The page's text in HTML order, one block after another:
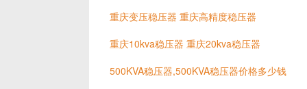
重庆变压稳压器 重庆高精度稳压器
重庆10kva稳压器 重庆20kva稳压器
500KVA稳压器,500KVA稳压器价格多少钱